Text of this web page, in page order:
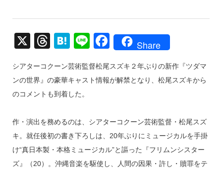
X
T
e
a
s
H
e
n
Li
e
F
c
e
o
o
k
Share
シアターコクーン芸術監督松尾スズキ２年ぶりの新作『ツダマ
ンの世界』の豪華キャスト情報が解禁となり、松尾スズキから
のコメントも到着した。
作・演出を務めるのは、シアターコクーン芸術監督・松尾スズ
キ。就任後初の書き下ろしは、20年ぶりにミュージカルを手掛
け“真日本製・本格ミュージカル”と謳った『フリムンシスター
ズ』（20）。沖縄音楽を駆使し、人間の因果・許し・贖罪をテ